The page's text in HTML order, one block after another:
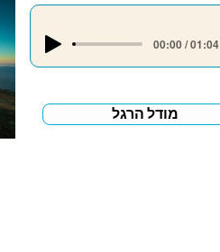
00:00 / 01:04
מודל הרגל